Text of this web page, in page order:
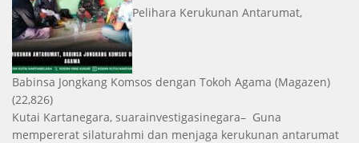
Pelihara Kerukunan Antarumat,
Babinsa Jongkang Komsos dengan Tokoh Agama (Magazen)
(22,826)
Kutai Kartanegara, suarainvestigasinegara– Guna
mempererat silaturahmi dan menjaga kerukunan antarumat